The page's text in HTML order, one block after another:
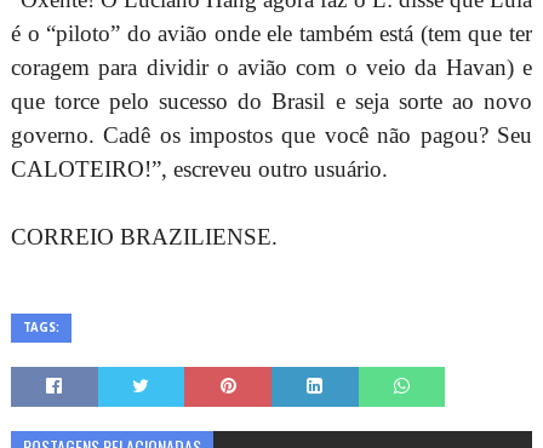
é o “piloto” do avião onde ele também está (tem que ter
coragem para dividir o avião com o veio da Havan) e
que torce pelo sucesso do Brasil e seja sorte ao novo
governo. Cadê os impostos que você não pagou? Seu
CALOTEIRO!”, escreveu outro usuário.
CORREIO BRAZILIENSE.
TAGS: